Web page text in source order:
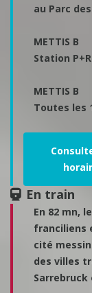
au Parc
METTIS B
Station
METTIS B
Toutes les
En train
En 82 mn,
franciliens
cité
des villes
Sarrebruck